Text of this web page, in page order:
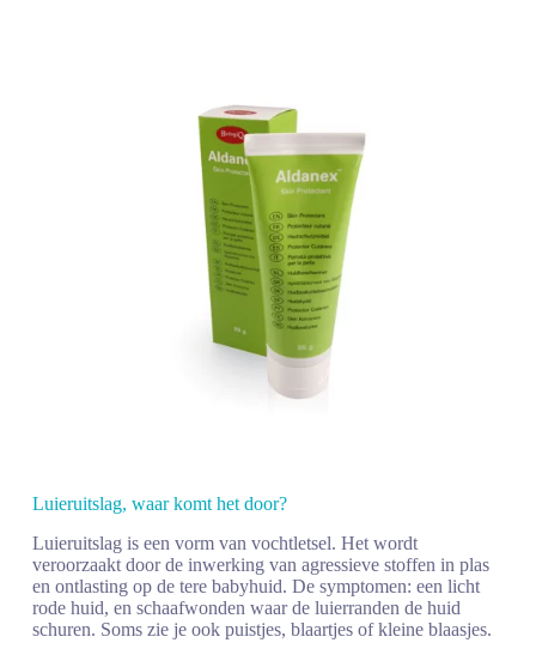
Luieruitslag, waar komt het door?
Luieruitslag is een vorm van vochtletsel. Het wordt
veroorzaakt door de inwerking van agressieve stoffen in plas
en ontlasting op de tere babyhuid. De symptomen: een licht
rode huid, en schaafwonden waar de luierranden de huid
schuren. Soms zie je ook puistjes, blaartjes of kleine blaasjes.